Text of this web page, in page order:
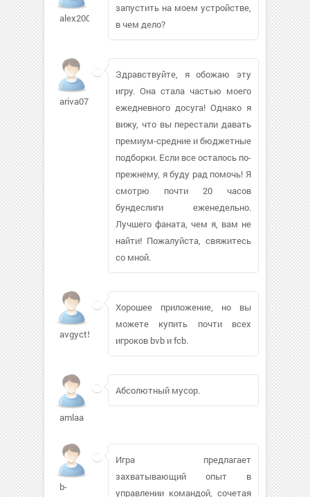
alex200897
запустить на моем устройстве,
в чем дело?
ariva07
Здравствуйте, я обожаю эту
игру. Она стала частью моего
ежедневного досуга! Однако я
вижу, что вы перестали давать
премиум-средние и бюджетные
подборки. Если все осталось по-
прежнему, я буду рад помочь! Я
смотрю почти 20 часов
бундеслиги еженедельно.
Лучшего фаната, чем я, вам не
найти! Пожалуйста, свяжитесь
со мной.
avgyct554
Хорошее приложение, но вы
можете купить почти всех
игроков bvb и fcb.
amlaa
Абсолютный мусор.
b-
Игра предлагает
захватывающий опыт в
управлении командой, сочетая